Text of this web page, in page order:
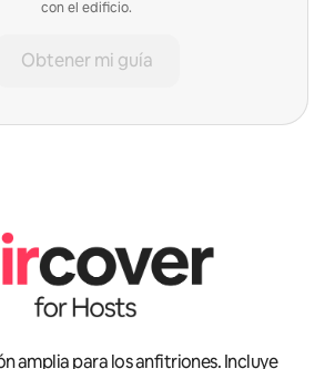
con el edificio.
Obtener mi guía
amplia para los anfitriones. Incluye